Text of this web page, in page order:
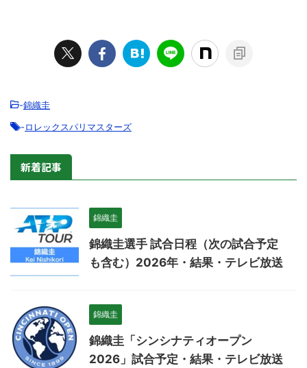
-錦織圭
-ロレックスパリマスターズ
新着記事
錦織圭
錦織圭選手 試合日程（次の試合予定
も含む）2026年・結果・テレビ放送
錦織圭
錦織圭「シンシナティオープン
2026」試合予定・結果・テレビ放送